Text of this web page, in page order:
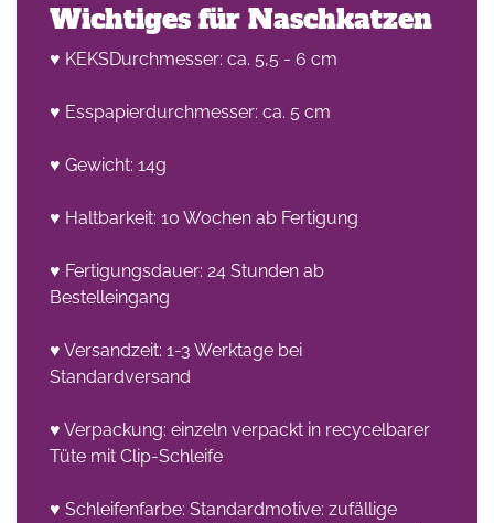
Wichtiges für Naschkatzen
♥ KEKSDurchmesser: ca. 5,5 - 6 cm
♥ Esspapierdurchmesser: ca. 5 cm
♥ Gewicht: 14g
♥ Haltbarkeit: 10 Wochen ab Fertigung
♥ Fertigungsdauer: 24 Stunden ab
Bestelleingang
♥ Versandzeit: 1-3 Werktage bei
Standardversand
♥ Verpackung: einzeln verpackt in recycelbarer
Tüte mit Clip-Schleife
♥ Schleifenfarbe: Standardmotive: zufällige